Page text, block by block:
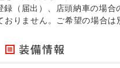
（届出）、店頭納車の場
りません。ご希望の場合は